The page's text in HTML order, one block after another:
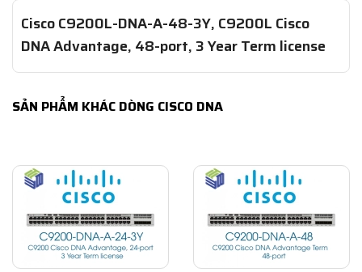
Cisco C9200L-DNA-A-48-3Y, C9200L Cisco
DNA Advantage, 48-port, 3 Year Term license
SẢN PHẨM KHÁC DÒNG CISCO DNA